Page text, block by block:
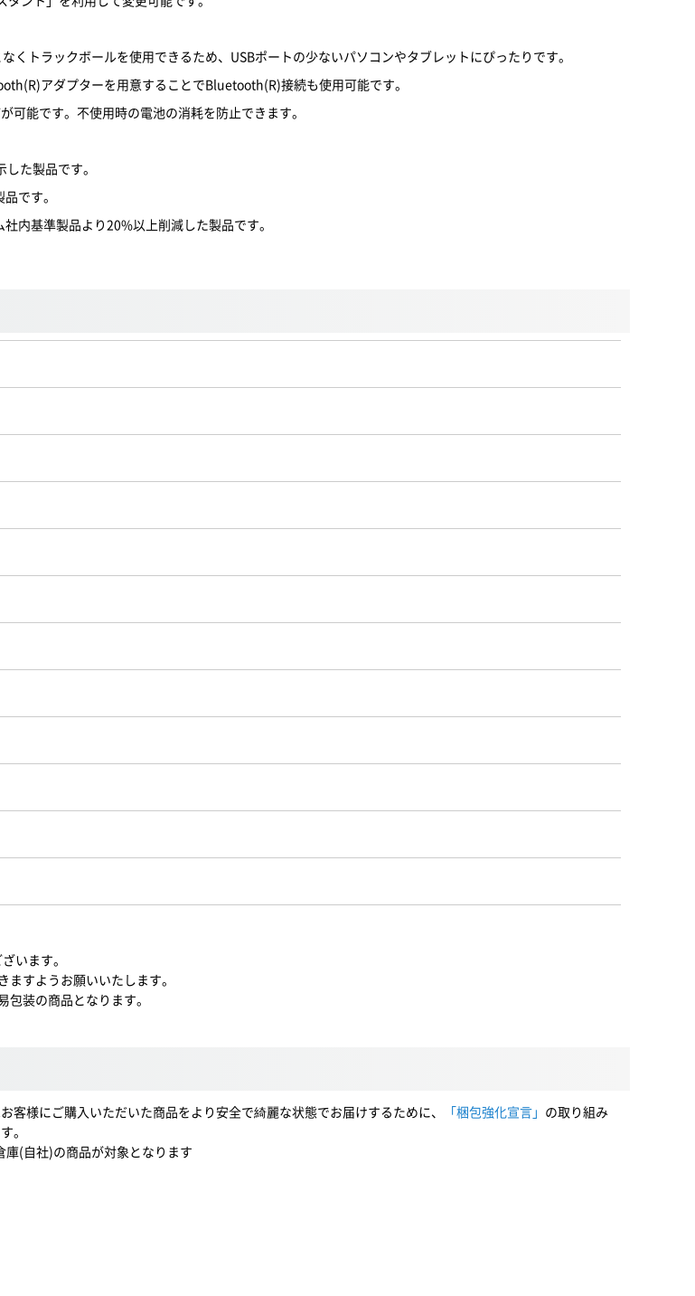
トラックボールを使用できるため、USBポートの少ないパソコンやタブレットにぴったりです。
アダプターを用意することでBluetooth(R)接続も使用可能です。
能です。不使用時の電池の消耗を防止できます。
た製品です。
です。
内基準製品より20%以上削減した製品です。
います。
すようお願いいたします。
装の商品となります。
客様にご購入いただいた商品をより安全で綺麗な状態でお届けするために、 「梱包強化宣言」 の取り組み
。
(自社)の商品が対象となります